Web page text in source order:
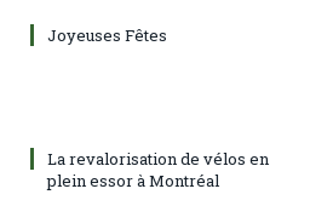
Joyeuses Fêtes
La revalorisation de vélos en
plein essor à Montréal